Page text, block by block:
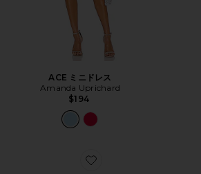
ACE ミニドレス
Amanda Uprichard
$194
Favorite XA PRO 3D スニー